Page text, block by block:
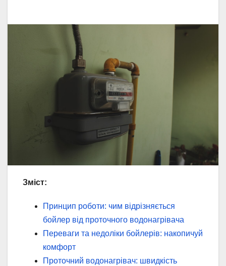
Зміст:
Принцип роботи: чим відрізняється
бойлер від проточного водонагрівача
Переваги та недоліки бойлерів: накопичуй
комфорт
Проточний водонагрівач: швидкість